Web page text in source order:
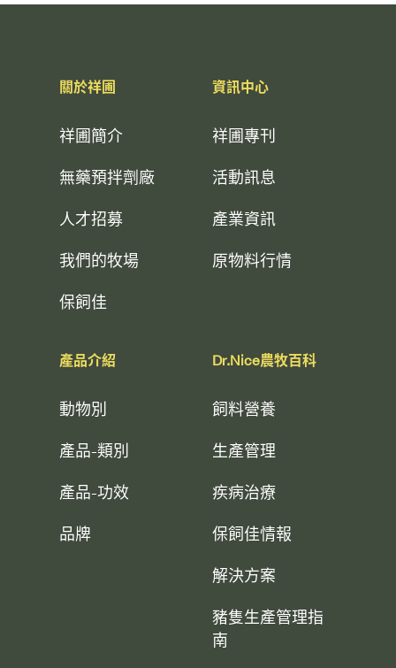
關於祥圃
祥圃簡介
無藥預拌劑廠
人才招募
我們的牧場
保飼佳
資訊中心
祥圃專刊
活動訊息
產業資訊
原物料行情
產品介紹
動物別
產品-類別
產品-功效
品牌
Dr.Nice農牧百科
飼料營養
生產管理
疾病治療
保飼佳情報
解決方案
豬隻生產管理指
南